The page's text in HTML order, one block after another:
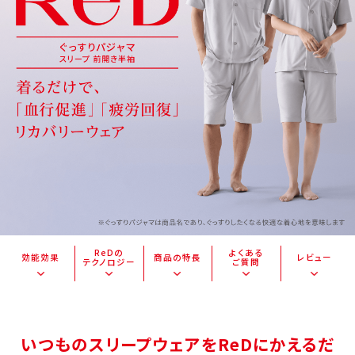
効能効果
ReDの
テクノロジー
商品の特長
よくある
ご質問
レビュー
いつものスリープウェアをReDにかえるだ